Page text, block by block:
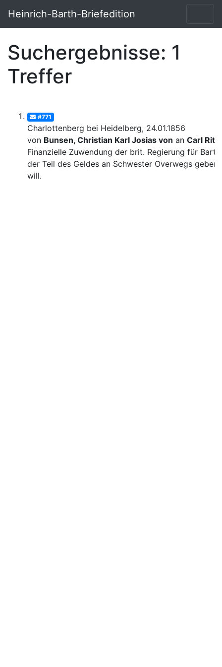
Heinrich-Barth-Briefedition
Suchergebnisse: 1
Treffer
#771
Charlottenberg bei Heidelberg, 24.01.1856
von Bunsen, Christian Karl Josias von an Carl
Finanzielle Zuwendung der brit. Regierung für Barth,
der Teil des Geldes an Schwester Overwegs geben
will.